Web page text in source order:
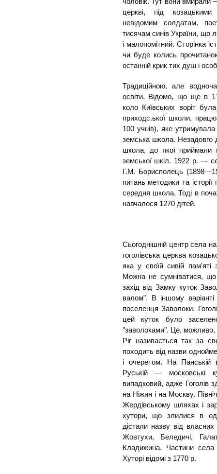
церкві, під козацькими
невідомим солдатам,
тисячам синів України, що
і малопомітний. Сторінка
чи буде колись
останній крик тих душ і
Традиційною, але
освіти. Відомо, що ще в
коло Київських воріт
приходс.ької школи,
100 учнів), яке
земська школа. Незадовго
школа, до якої приймали
земської шкіл. 1922 р. —
Г.М. Борисполець
питань методики та
середня школа. Тоді в
навчалося 1270 дітей.
Сьогоднішній центр села
гоголівська церква
яка у своїй сивій пам'яті
Можна не сумніватися,
захід від Замку куток
валом". В іншому
поселенця Заволоки.
цей куток було
"заволоками". Це, можливо,
Ріг називається так за
походить від назви
і очеретом. На Панській
Руській — московські
випадковий, адже Гоголів
на Ніжин і на Москву.
Жердівському шляхах і
хутори, що злилися в
дістали назву від
Жовтухи, Беледичі,
Кладижина. Частини
Хуторі відомі з 1770 р.